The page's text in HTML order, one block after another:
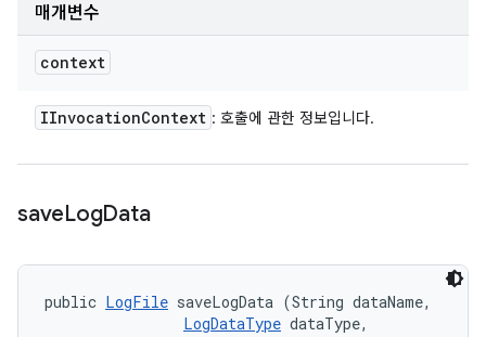
매개변수
context
IInvocationContext : 호출에 관한 정보입니다.
saveLogData
public LogFile saveLogData (String dataName,
LogDataType dataType,